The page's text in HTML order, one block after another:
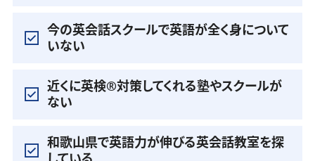
今の英会話スクールで英語が全く身について
いない
近くに英検®️対策してくれる塾やスクールが
ない
和歌山県で英語力が伸びる英会話教室を探